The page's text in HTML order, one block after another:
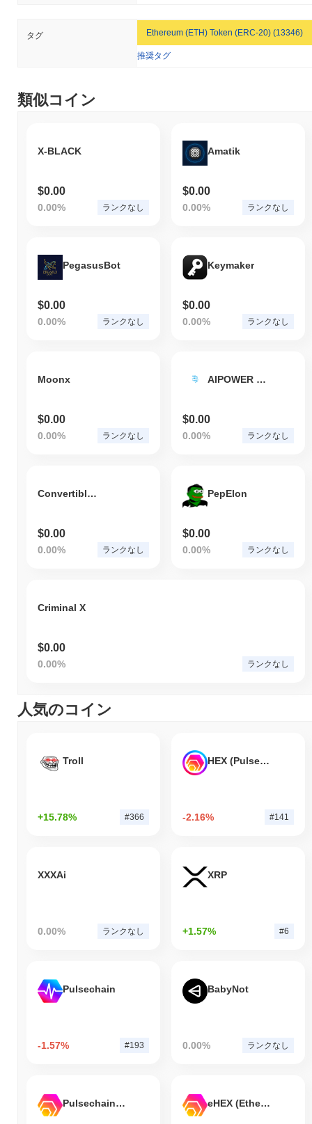
タグ Ethereum (ETH) Token (ERC-20) (13346)
推奨タグ
類似コイン
X-BLACK
$0.00
0.00% ランクなし
Amatik
$0.00
0.00% ランクなし
PegasusBot
$0.00
0.00% ランクなし
Keymaker
$0.00
0.00% ランクなし
Moonx
$0.00
0.00% ランクなし
AIPOWER PROTOCOL
$0.00
0.00% ランクなし
Convertible JPY Token
$0.00
0.00% ランクなし
PepElon
$0.00
0.00% ランクなし
Criminal X
$0.00
0.00% ランクなし
人気のコイン
Troll
+15.78% #366
HEX (Pulsechain)
-2.16% #141
XXXAi
0.00% ランクなし
XRP
+1.57% #6
Pulsechain
-1.57% #193
BabyNot
0.00% ランクなし
Pulsechain Bridged HEX (Pulsechain) eHEX (Ethereum)